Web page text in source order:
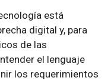
está
digital y, para
de las
el lenguaje
los requerimientos